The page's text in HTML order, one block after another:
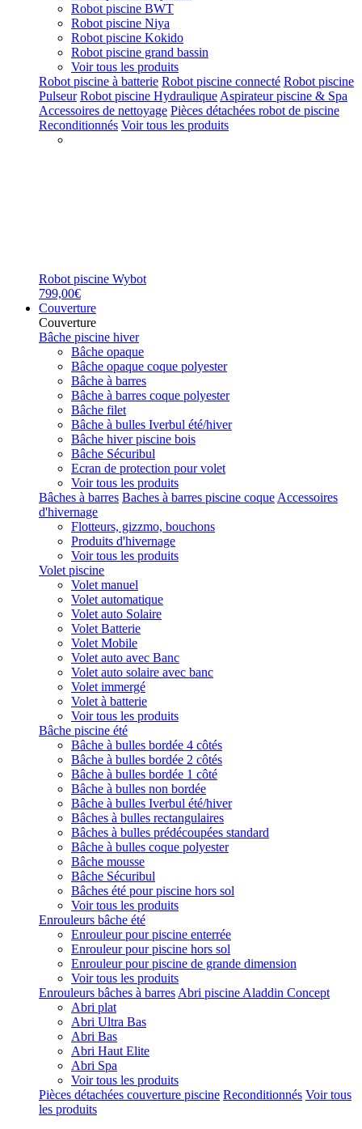
Robot piscine BWT
Robot piscine Niya
Robot piscine Kokido
Robot piscine grand bassin
Voir tous les produits
Robot piscine à batterie Robot piscine connecté Robot piscine
Pulseur Robot piscine Hydraulique Aspirateur piscine & Spa
Accessoires de nettoyage Pièces détachées robot de piscine
Reconditionnés Voir tous les produits
Robot piscine Wybot
799,00€
Couverture
Couverture
Bâche piscine hiver
Bâche opaque
Bâche opaque coque polyester
Bâche à barres
Bâche à barres coque polyester
Bâche filet
Bâche à bulles Iverbul été/hiver
Bâche hiver piscine bois
Bâche Sécuribul
Ecran de protection pour volet
Voir tous les produits
Bâches à barres Baches à barres piscine coque Accessoires
d'hivernage
Flotteurs, gizzmo, bouchons
Produits d'hivernage
Voir tous les produits
Volet piscine
Volet manuel
Volet automatique
Volet auto Solaire
Volet Batterie
Volet Mobile
Volet auto avec Banc
Volet auto solaire avec banc
Volet immergé
Volet à batterie
Voir tous les produits
Bâche piscine été
Bâche à bulles bordée 4 côtés
Bâche à bulles bordée 2 côtés
Bâche à bulles bordée 1 côté
Bâche à bulles non bordée
Bâche à bulles Iverbul été/hiver
Bâches à bulles rectangulaires
Bâches à bulles prédécoupées standard
Bâche à bulles coque polyester
Bâche mousse
Bâche Sécuribul
Bâches été pour piscine hors sol
Voir tous les produits
Enrouleurs bâche été
Enrouleur pour piscine enterrée
Enrouleur pour piscine hors sol
Enrouleur pour piscine de grande dimension
Voir tous les produits
Enrouleurs bâches à barres Abri piscine Aladdin Concept
Abri plat
Abri Ultra Bas
Abri Bas
Abri Haut Elite
Abri Spa
Voir tous les produits
Pièces détachées couverture piscine Reconditionnés Voir tous
les produits